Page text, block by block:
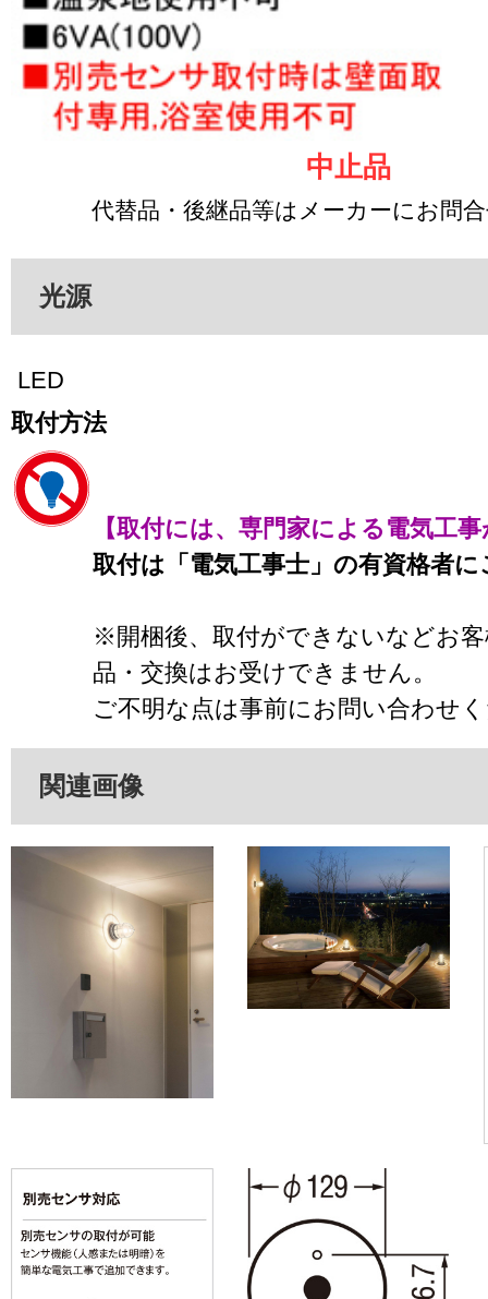
中止品
代替品・後継品等はメーカーにお問
光源
LED
取付方法
【取付には、専門家による電気工
取付は「電気工事士」の有資格者
※開梱後、取付ができないなどお
品・交換はお受けできません。
ご不明な点は事前にお問い合わせ
関連画像